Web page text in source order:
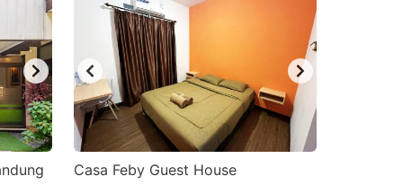
Casa Feby Guest House